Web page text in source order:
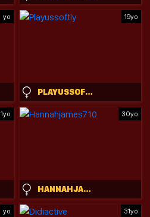
yo 19yo
PLAYUSSOFTLY
30yo
HANNAHJAMES710
yo 31yo